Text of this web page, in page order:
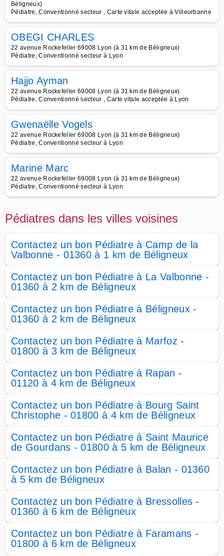
Béligneux)
Pédiatre, Conventionné secteur , Carte vitale acceptée à Villeurbanne
OBEGI CHARLES
22 avenue Rockefeller 69008 Lyon (à 31 km de Béligneux)
Pédiatre, Conventionné secteur à Lyon
Hajjo Ayman
22 avenue Rockefeller 69008 Lyon (à 31 km de Béligneux)
Pédiatre, Conventionné secteur , Carte vitale acceptée à Lyon
Gwenaëlle Vogels
22 avenue Rockefeller 69008 Lyon (à 31 km de Béligneux)
Pédiatre, Conventionné secteur à Lyon
Marine Marc
22 avenue Rockefeller 69008 Lyon (à 31 km de Béligneux)
Pédiatre, Conventionné secteur à Lyon
Pédiatres dans les villes voisines
Contactez un bon Pédiatre à Camp de la
Valbonne - 01360 à 1 km de Béligneux
Contactez un bon Pédiatre à La Valbonne -
01360 à 2 km de Béligneux
Contactez un bon Pédiatre à Béligneux -
01360 à 2 km de Béligneux
Contactez un bon Pédiatre à Marfoz -
01800 à 3 km de Béligneux
Contactez un bon Pédiatre à Rapan -
01120 à 4 km de Béligneux
Contactez un bon Pédiatre à Bourg Saint
Christophe - 01800 à 4 km de Béligneux
Contactez un bon Pédiatre à Saint Maurice
de Gourdans - 01800 à 5 km de Béligneux
Contactez un bon Pédiatre à Balan - 01360
à 5 km de Béligneux
Contactez un bon Pédiatre à Bressolles -
01360 à 6 km de Béligneux
Contactez un bon Pédiatre à Faramans -
01800 à 6 km de Béligneux